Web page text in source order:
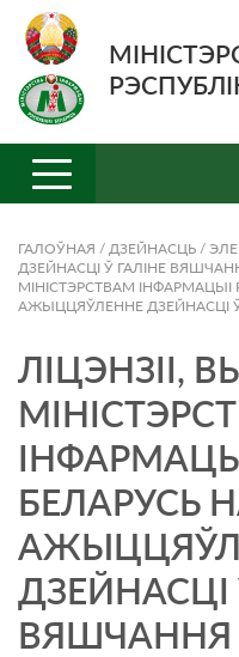
ГАЛОЎНАЯ / ДЗЕЙНАСЦЬ /
ДЗЕЙНАСЦІ Ў ГАЛІНЕ
МІНІСТЭРСТВАМ ІНФАРМАЦЫІ
АЖЫЦЦЯЎЛЕННЕ ДЗЕЙНАСЦІ
ЛІЦЭНЗІІ,
БЕЛАРУСЬ
ДЗЕЙНАСЦІ
ВЯШЧАННЯ